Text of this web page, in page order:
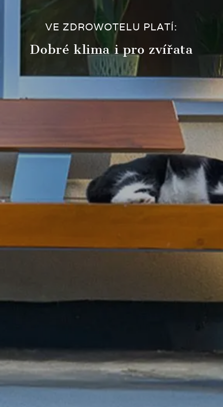
VE ZDROWOTELU PLATÍ:
Dobré klima i pro zvířata